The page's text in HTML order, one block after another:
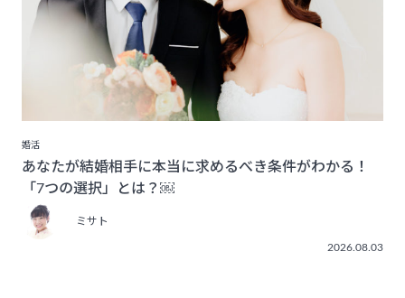
婚活
あなたが結婚相手に本当に求めるべき条件がわかる！
「7つの選択」とは？￼
ミサト
2026.08.03